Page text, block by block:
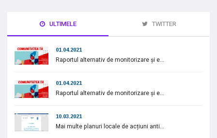
ULTIMELE TWITTER
01.04.2021
Raportul alternativ de monitorizare și e...
01.04.2021
Raportul alternativ de monitorizare și e...
10.03.2021
Mai multe planuri locale de acțiuni anti...